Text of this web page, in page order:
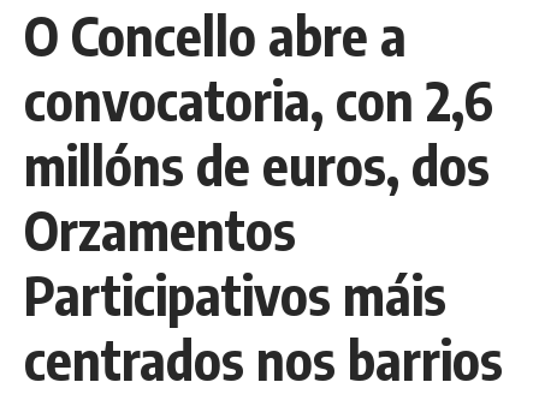
O Concello abre a
convocatoria, con 2,6
millóns de euros, dos
Orzamentos
Participativos máis
centrados nos barrios